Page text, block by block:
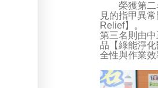
榮獲第二名
見的指甲異
Relief】。
第三名則由
品【綠能淨
全性與作業